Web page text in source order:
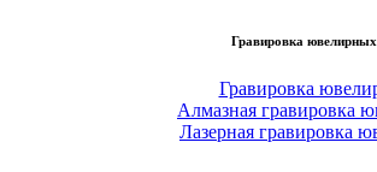
Гравировка ювелирных
Гравировка
Алмазная гравировка
Лазерная гравировка